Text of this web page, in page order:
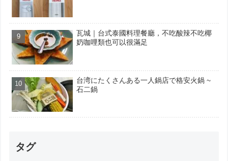
瓦城｜台式泰國料理餐廳，不吃酸辣不吃椰
奶咖哩類也可以很滿足
台湾にたくさんある一人鍋店で格安火鍋 ~
石二鍋
タグ